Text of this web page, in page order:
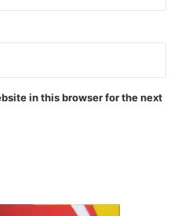
in this browser for the next